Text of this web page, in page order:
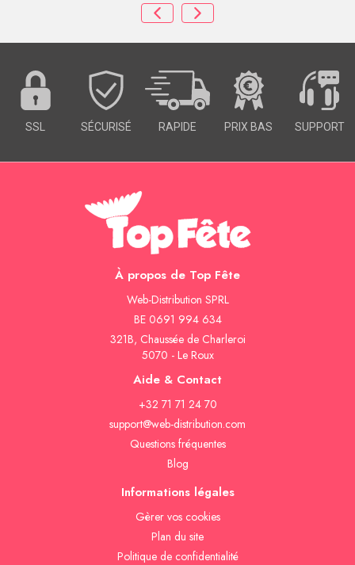
SSL SÉCURISÉ RAPIDE PRIX BAS SUPPORT
À propos de Top Fête
Web-Distribution SPRL
BE 0691 994 634
321B, Chaussée de Charleroi
5070 - Le Roux
Aide & Contact
+32 71 71 24 70
support@web-distribution.com
Questions fréquentes
Blog
Informations légales
Gèrer vos cookies
Plan du site
Politique de confidentialité